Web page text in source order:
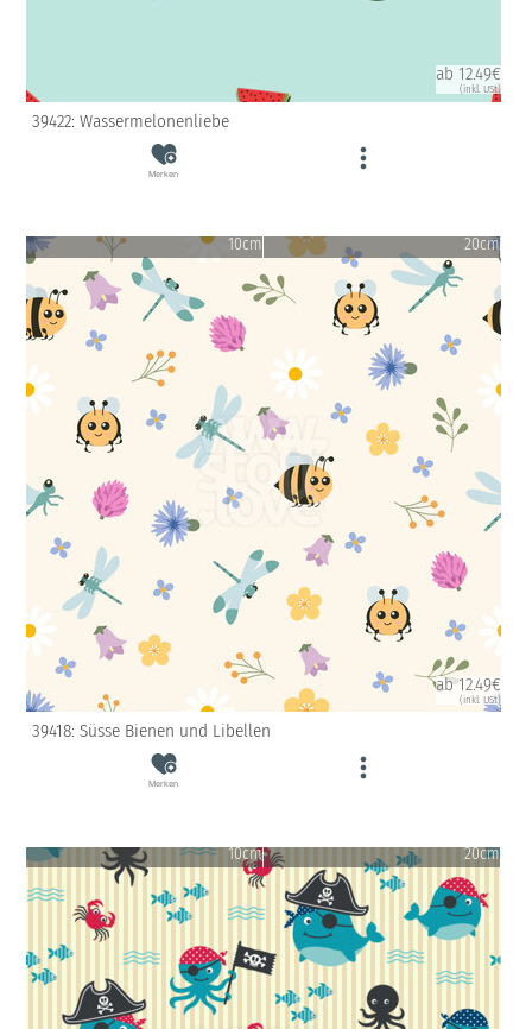
ab 12.49€
(inkl. USt)
39422: Wassermelonenliebe
Merken
10cm 20cm
ab 12.49€
(inkl. USt)
39418: Süsse Bienen und Libellen
Merken
10cm 20cm